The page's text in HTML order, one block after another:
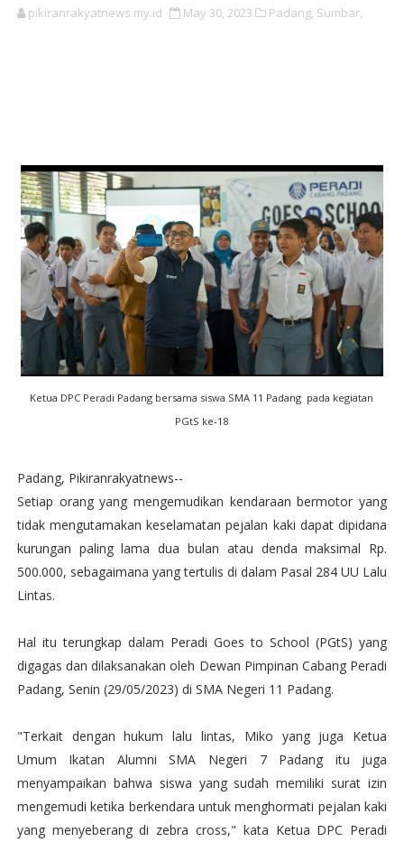
pikiranrakyatnews.my.id May 30, 2023 Padang, Sumbar,
Ketua DPC Peradi Padang bersama siswa SMA 11 Padang pada kegiatan
PGtS ke-18
Padang, Pikiranrakyatnews--
Setiap orang yang mengemudikan kendaraan bermotor yang
tidak mengutamakan keselamatan pejalan kaki dapat dipidana
kurungan paling lama dua bulan atau denda maksimal Rp.
500.000, sebagaimana yang tertulis di dalam Pasal 284 UU Lalu
Lintas.
Hal itu terungkap dalam Peradi Goes to School (PGtS) yang
digagas dan dilaksanakan oleh Dewan Pimpinan Cabang Peradi
Padang, Senin (29/05/2023) di SMA Negeri 11 Padang.
"Terkait dengan hukum lalu lintas, Miko yang juga Ketua
Umum Ikatan Alumni SMA Negeri 7 Padang itu juga
menyampaikan bahwa siswa yang sudah memiliki surat izin
mengemudi ketika berkendara untuk menghormati pejalan kaki
yang menyeberang di zebra cross," kata Ketua DPC Peradi